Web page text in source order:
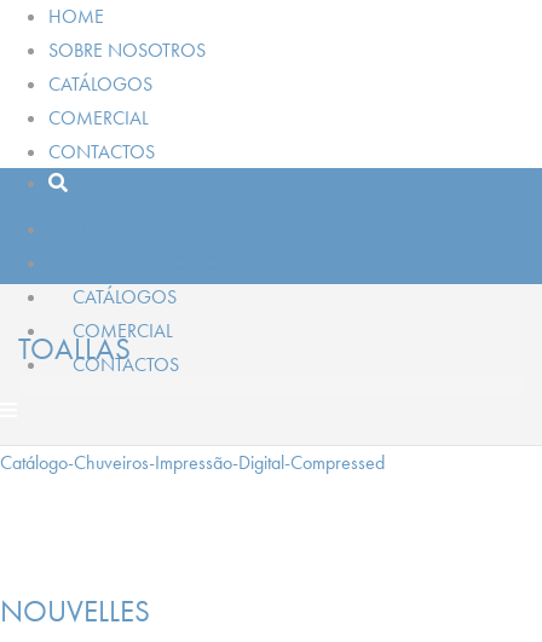
HOME
SOBRE NOSOTROS
CATÁLOGOS
COMERCIAL
CONTACTOS
CATÁLOGOS
COMERCIAL
CONTACTOS
TOALLAS
Catálogo-Chuveiros-Impressão-Digital-Compressed
NOUVELLES